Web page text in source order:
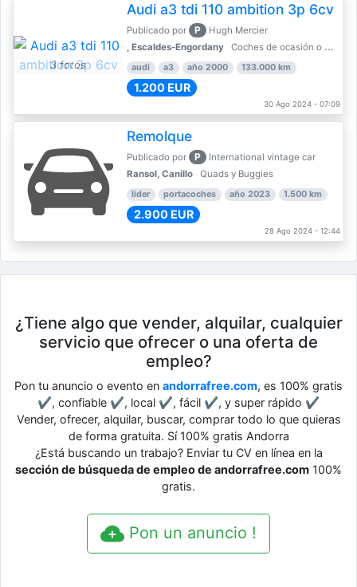
3 fotos
Audi a3 tdi 110 ambition 3p 6cv
Publicado por P
Hugh Mercier
, Escaldes-Engordany
Coches de ocasión o Nuevo
audi a3 año 2000 133.000 km
1.200 EUR
30 Ago 2024 - 07:09
Remolque
Publicado por P
International vintage car
Ransol, Canillo
Quads y Buggies
lider portacoches año 2023 1.500 km
2.900 EUR
28 Ago 2024 - 12:44
¿Tiene algo que vender, alquilar, cualquier
servicio que ofrecer o una oferta de
empleo?
Pon tu anuncio o evento en andorrafree.com, es 100% gratis
✔, confiable ✔, local ✔, fácil ✔, y super rápido ✔
Vender, ofrecer, alquilar, buscar, comprar todo lo que quieras
de forma gratuita. Sí 100% gratis Andorra
¿Está buscando un trabajo? Enviar tu CV en línea en la
sección de búsqueda de empleo de andorrafree.com 100%
gratis.
Pon un anuncio !